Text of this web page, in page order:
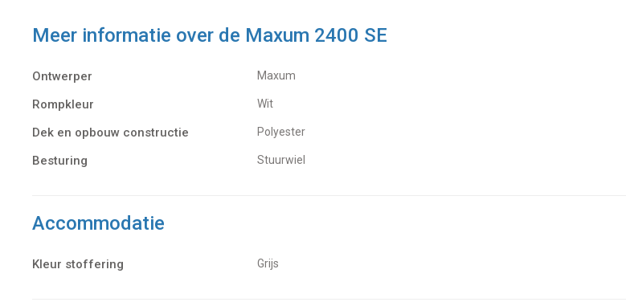
Meer informatie over de Maxum 2400 SE
Ontwerper Maxum
Rompkleur Wit
Dek en opbouw constructie Polyester
Besturing Stuurwiel
Accommodatie
Kleur stoffering Grijs